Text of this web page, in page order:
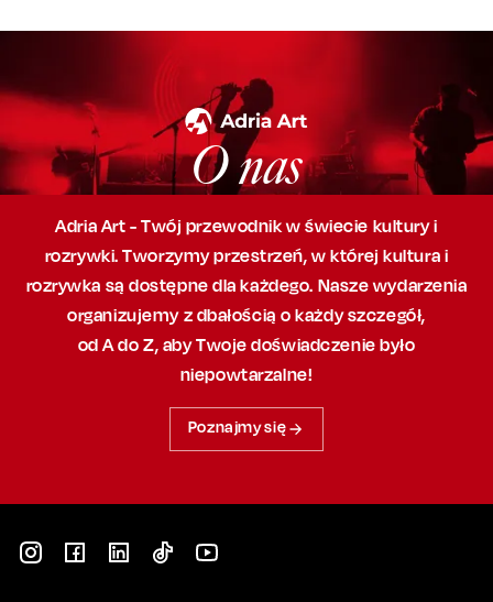
O nas
Adria Art - Twój przewodnik w świecie kultury i
rozrywki. Tworzymy przestrzeń,w której kultura i
rozrywka są dostępne dla każdego. Nasze wydarzenia
organizujemy z dbałością o każdy szczegół,
od A do Z, abyTwoje doświadczenie było
niepowtarzalne!
Poznajmy się